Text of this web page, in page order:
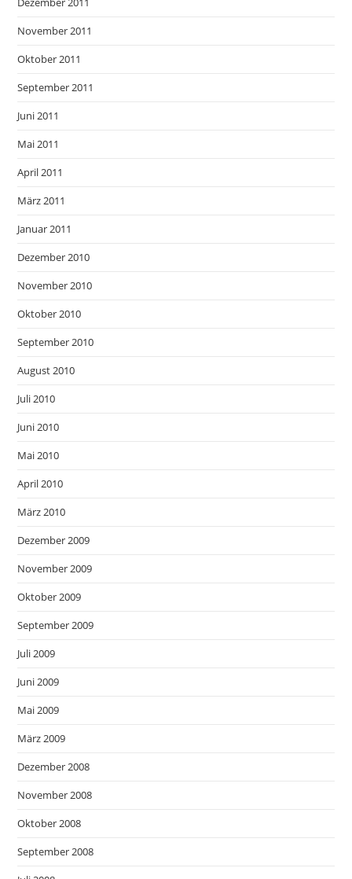
November 2011
Oktober 2011
September 2011
Juni 2011
Mai 2011
April 2011
März 2011
Januar 2011
Dezember 2010
November 2010
Oktober 2010
September 2010
August 2010
Juli 2010
Juni 2010
Mai 2010
April 2010
März 2010
Dezember 2009
November 2009
Oktober 2009
September 2009
Juli 2009
Juni 2009
Mai 2009
März 2009
Dezember 2008
November 2008
Oktober 2008
September 2008